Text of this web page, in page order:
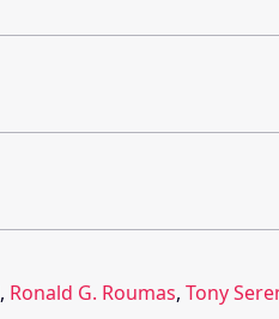
, Ronald G. Roumas, Tony